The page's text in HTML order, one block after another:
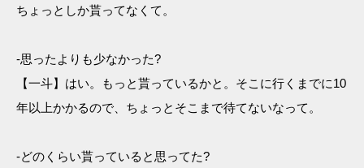
ちょっとしか貰ってなくて。
-思ったよりも少なかった?
【一斗】はい。もっと貰っているかと。そこに行くまでに10
年以上かかるので、ちょっとそこまで待てないなって。
-どのくらい貰っていると思ってた?